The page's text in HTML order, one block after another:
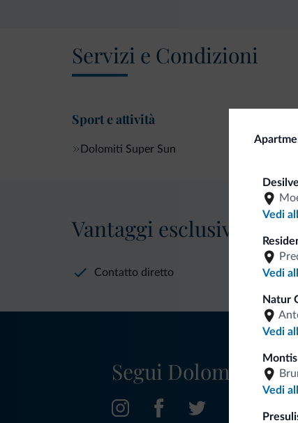
Servizi e Condizioni
Sport e attività
Dolomiti Super Sun
Vedi
Vedi
Natur
Vedi
Vedi
Vantaggi esclusivi
Contatto diretto
Segui Dolomiti.it